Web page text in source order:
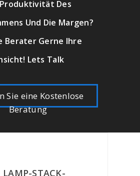
Des
Und Die Margen?
Berater Gerne Ihre
Lets Talk
Sie eine Kostenlose
Beratung
STACK-